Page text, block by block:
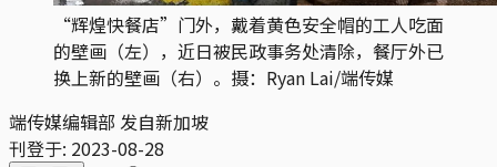
“辉煌快餐店”门外，戴着黄色安全帽的工人吃面
的壁画（左），近日被民政事务处清除，餐厅外已
换上新的壁画（右）。摄：Ryan Lai/端传媒
端传媒编辑部 发自新加坡
刊登于: 2023-08-28